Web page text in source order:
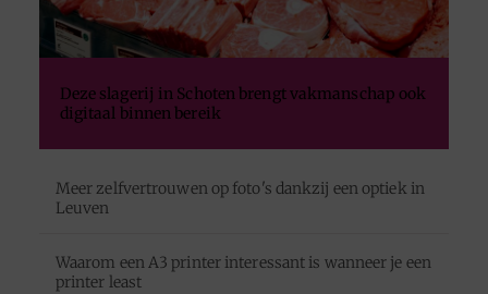
Deze slagerij in Schoten brengt vakmanschap ook
digitaal binnen bereik
Meer zelfvertrouwen op foto's dankzij een optiek in
Leuven
Waarom een A3 printer interessant is wanneer je een
printer least